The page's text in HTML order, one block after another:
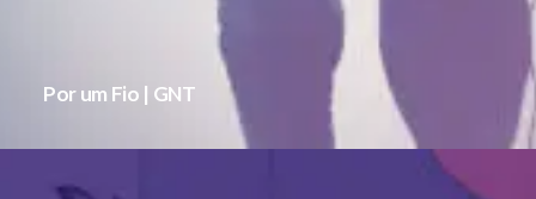
Por um Fio | GNT